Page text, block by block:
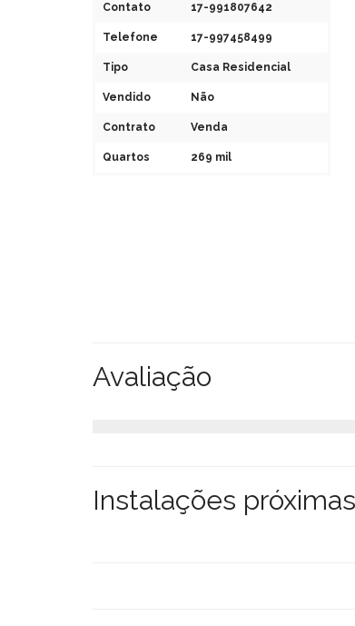
Contato 17-991807642
Telefone 17-997458499
Tipo Casa Residencial
Vendido Não
Contrato Venda
Quartos 269 mil
Avaliação
Instalações próximas